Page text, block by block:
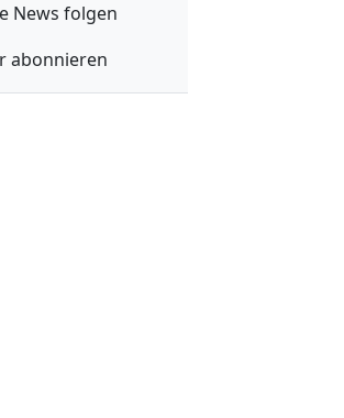
News folgen
abonnieren